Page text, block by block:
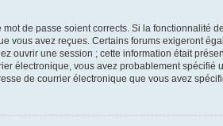
de passe soient corrects. Si la fonctionnalité
vous avez reçues. Certains forums exigeront
ouvrir une session ; cette information était
électronique, vous avez probablement
de courrier électronique que vous avez